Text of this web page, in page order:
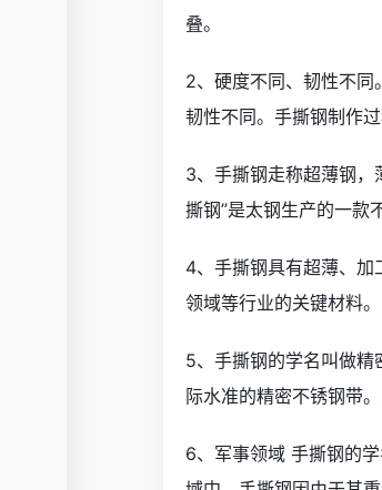
叠。
2、硬度不同、韧性不
韧性不同。手撕钢制作
3、手撕钢走称超薄钢，
撕钢”是太钢生产的一款
4、手撕钢具有超薄、
领域等行业的关键材料。
5、手撕钢的学名叫做
际水准的精密不锈钢带
6、军事领域 手撕钢的